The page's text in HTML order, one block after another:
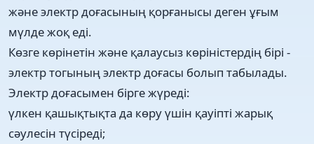
және электр доғасының қорғанысы деген ұғым
мүлде жоқ еді.
Көзге көрінетін және қалаусыз көріністердің бірі -
электр тогының электр доғасы болып табылады.
Электр доғасымен бірге жүреді:
үлкен қашықтықта да көру үшін қауіпті жарық
сәулесін түсіреді;